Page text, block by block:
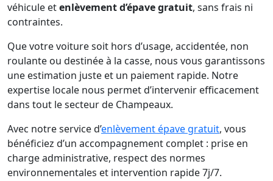
véhicule etenlèvement d’épave gratuit, sans frais ni
contraintes.
Que votre voiture soit hors d’usage, accidentée, non
roulante ou destinée à la casse, nous vous garantissons
une estimation juste et un paiement rapide. Notre
expertise locale nous permet d’intervenir efficacement
dans tout le secteur de Champeaux.
Avec notre service d’enlèvement épave gratuit, vous
bénéficiez d’un accompagnement complet : prise en
charge administrative, respect des normes
environnementales et intervention rapide 7j/7.